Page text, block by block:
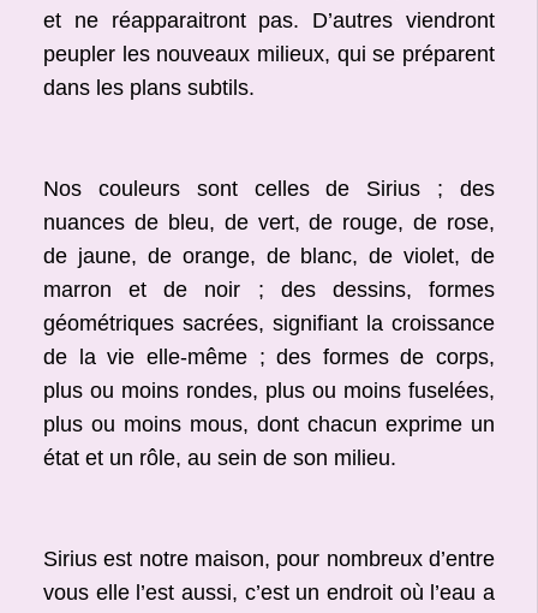
et ne réapparaitront pas. D’autres viendront
peupler les nouveaux milieux, qui se préparent
dans les plans subtils.
Nos couleurs sont celles de Sirius ; des
nuances de bleu, de vert, de rouge, de rose,
de jaune, de orange, de blanc, de violet, de
marron et de noir ; des dessins, formes
géométriques sacrées, signifiant la croissance
de la vie elle-même ; des formes de corps,
plus ou moins rondes, plus ou moins fuselées,
plus ou moins mous, dont chacun exprime un
état et un rôle, au sein de son milieu.
Sirius est notre maison, pour nombreux d’entre
vous elle l’est aussi, c’est un endroit où l’eau a